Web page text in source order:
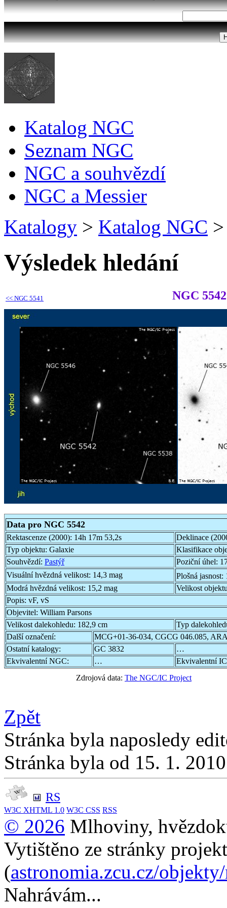
Katalog NGC
Seznam NGC
NGC a souhvězdí
NGC a Messier
Katalogy > Katalog NGC >
Výsledek hledání
<< NGC 5541 NGC 5542
Data pro NGC 5542
Rektascenze (2000): 14h 17m 53,2s
Deklinace
Typ objektu: Galaxie
Klasifikace
Souhvězdí: Pastýř Poziční úhel:
Visuální hvězdná velikost: 14,3 mag Plošná jasnost:
Modrá hvězdná velikost: 15,2 mag
Velikost
Popis: vF, vS
Objevitel: William Parsons
Velikost dalekohledu: 182,9 cm
Typ
Další označení:
MCG+01-36-034, CGCG 046.085,
Ostatní katalogy:
GC 3832
…
Ekvivalentní NGC:
…
Ekvivalentní
Zdrojová data: The NGC/IC Project
Zpět
Stránka byla naposledy
Stránka byla od 15. 1.
RS
W3C XHTML 1.0 W3C CSS RSS
© 2026 Mlhoviny,
Vytištěno ze stránky
(astronomia.zcu.cz/
Nahrávám...